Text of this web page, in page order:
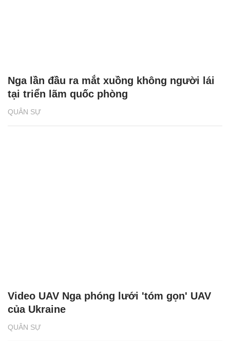
QUÂN SỰ
Nga lần đầu ra mắt xuồng không người lái
tại triển lãm quốc phòng
QUÂN SỰ
Video UAV Nga phóng lưới 'tóm gọn' UAV
của Ukraine